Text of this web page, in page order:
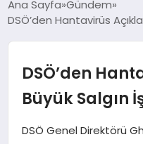
SPOR
Ana Sayfa Gündem
DSÖ’den Hantavirüs
DSÖ’den
Büyük Salgın
DSÖ Genel Direktörü